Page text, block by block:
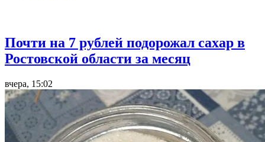
Почти на 7 рублей подорожал сахар в
Ростовской области за месяц
вчера, 15:02